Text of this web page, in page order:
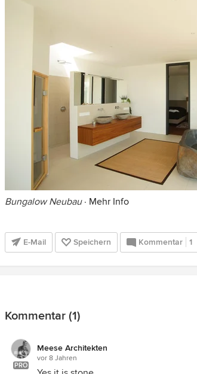
Bungalow Neubau· Mehr Info
E-Mail Speichern Kommentar 1
Kommentar (1)
PRO
Meese Architekten
vor 8 Jahren